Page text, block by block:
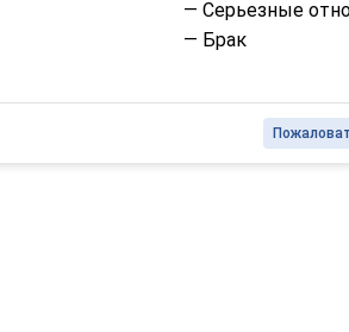
— Серьезные
— Брак